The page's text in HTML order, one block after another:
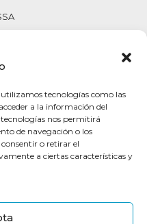
utilizamos tecnologías como las
a la información del
nos permitirá
de navegación o los
o retirar el
a ciertas características y
a tu médico